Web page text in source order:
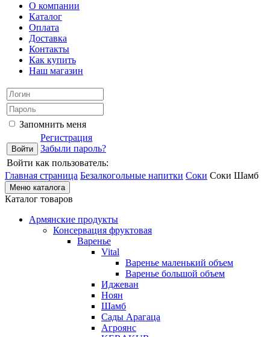
О компании
Каталог
Оплата
Доставка
Контакты
Как купить
Наш магазин
Запомнить меня
Регистрация
Забыли пароль?
Войти как пользователь:
Главная страница Безалкогольные напитки Соки Соки Шамб
Меню каталога
Каталог товаров
Армянские продукты
Консервация фруктовая
Варенье
Vital
Варенье маленький объем
Варенье большой объем
Иджеван
Ноян
Шамб
Сады Арагаца
Агроянс